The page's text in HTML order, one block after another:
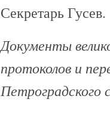
Секретарь Гусев.
Документы
протоколов и